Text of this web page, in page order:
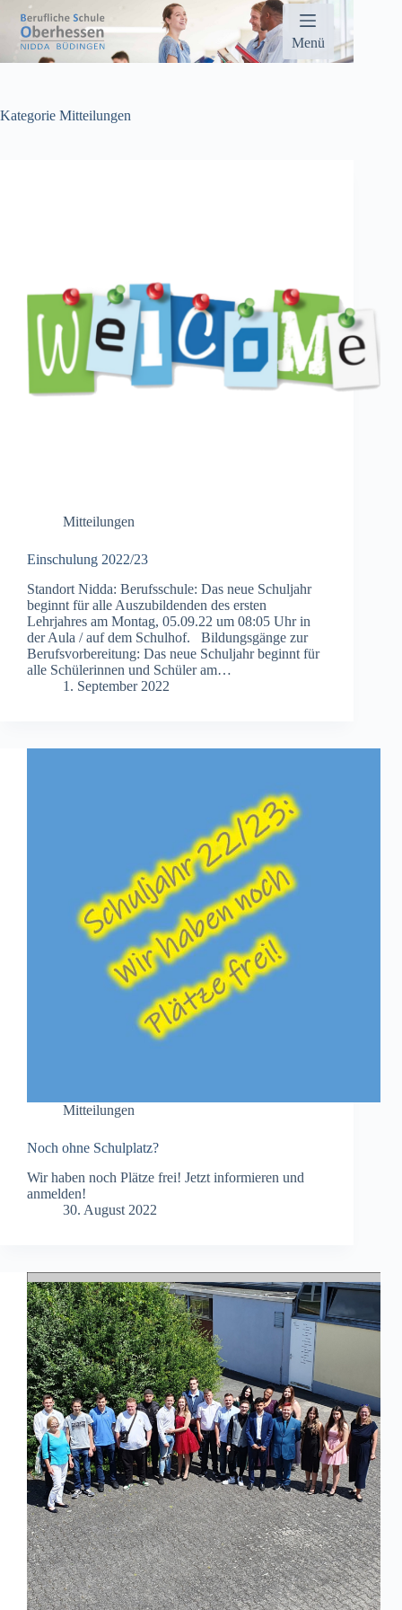
Inhalt
springen
Menü
Kategorie Mitteilungen
Mitteilungen
Einschulung 2022/23
Standort Nidda: Berufsschule: Das neue Schuljahr
beginnt für alle Auszubildenden des ersten
Lehrjahres am Montag, 05.09.22 um 08:05 Uhr in
der Aula / auf dem Schulhof. Bildungsgänge zur
Berufsvorbereitung: Das neue Schuljahr beginnt für
alle Schülerinnen und Schüler am…
1. September 2022
Mitteilungen
Noch ohne Schulplatz?
Wir haben noch Plätze frei! Jetzt informieren und
anmelden!
30. August 2022